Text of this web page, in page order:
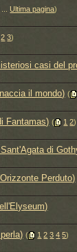
...Ultima pagina)
2 3)
casi del
il mondo) ‎(
Fantamas) ‎( 1 2)
di
Perduto)
‎( 1 2 3 4 5)